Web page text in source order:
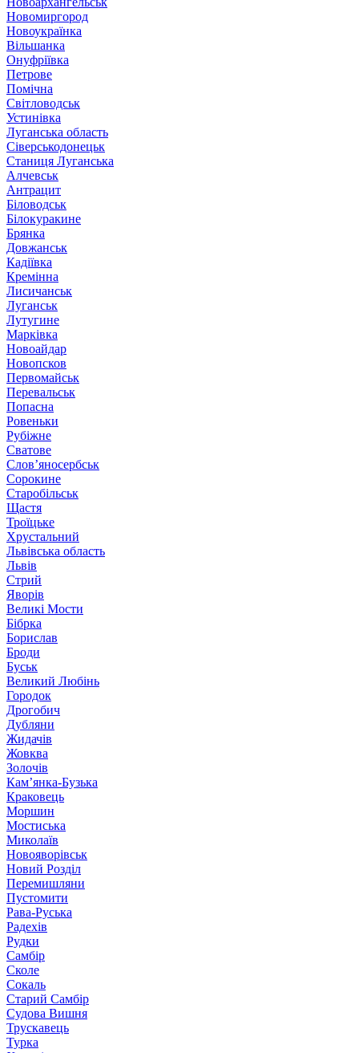
Новомиргород
Новоукраїнка
Вільшанка
Онуфріївка
Петрове
Помічна
Світловодськ
Устинівка
Луганська область
Сіверськодонецьк
Станиця Луганська
Алчевськ
Антрацит
Біловодськ
Білокуракине
Брянка
Довжанськ
Кадіївка
Кремінна
Лисичанськ
Луганськ
Лутугине
Марківка
Новоайдар
Новопсков
Первомайськ
Перевальськ
Попасна
Ровеньки
Рубіжне
Сватове
Слов’яносербськ
Сорокине
Старобільськ
Щастя
Троїцьке
Хрустальний
Львівська область
Львів
Стрий
Яворів
Великі Мости
Бібрка
Борислав
Броди
Буськ
Великий Любінь
Городок
Дрогобич
Дубляни
Жидачів
Жовква
Золочів
Кам’янка-Бузька
Краковець
Моршин
Мостиська
Миколаїв
Новояворівськ
Новий Розділ
Перемишляни
Пустомити
Рава-Руська
Радехів
Рудки
Самбір
Сколе
Сокаль
Старий Самбір
Судова Вишня
Трускавець
Турка